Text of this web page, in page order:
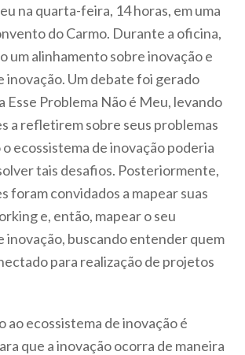
na quarta-feira, 14 horas, em uma
do Carmo. Durante a oficina,
um alinhamento sobre inovação e
inovação. Um debate foi gerado
Esse Problema Não é Meu, levando
a refletirem sobre seus problemas
o ecossistema de inovação poderia
tais desafios. Posteriormente,
foram convidados a mapear suas
e, então, mapear o seu
inovação, buscando entender quem
para realização de projetos
ao ecossistema de inovação é
que a inovação ocorra de maneira